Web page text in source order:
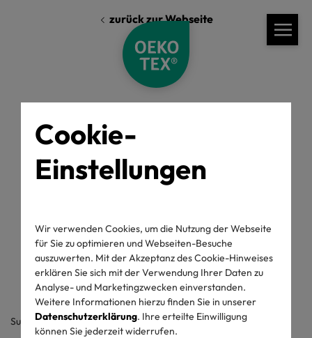
Cookie-
Einstellungen
Wir verwenden Cookies, um die Nutzung der Webseite
für Sie zu optimieren und Webseiten-Besuche
auszuwerten. Mit der Akzeptanz des Cookie-Hinweises
erklären Sie sich mit der Verwendung Ihrer Daten zu
Analyse- und Marketingzwecken einverstanden.
Weitere Informationen hierzu finden Sie in unserer
Datenschutzerklärung. Ihre erteilte Einwilligung
können Sie jederzeit widerrufen.
zurück zur Webseite
Standards
Labelling Guide
OEKO-TEX® MADE IN GREEN
Labelling Guide
Suche